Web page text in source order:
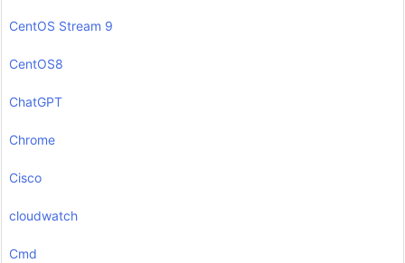
CentOS Stream 9
CentOS8
ChatGPT
Chrome
Cisco
cloudwatch
Cmd